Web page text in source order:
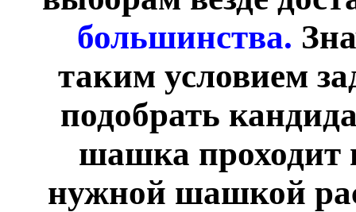
большинства.
таким условием
подобрать
шашка проходит
нужной шашкой